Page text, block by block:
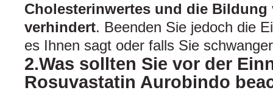
Cholesterinwertes und die Bildung
verhindert. Beenden Sie jedoch die
es Ihnen sagt oder falls Sie
2.Was sollten Sie vor der
Rosuvastatin Aurobindo